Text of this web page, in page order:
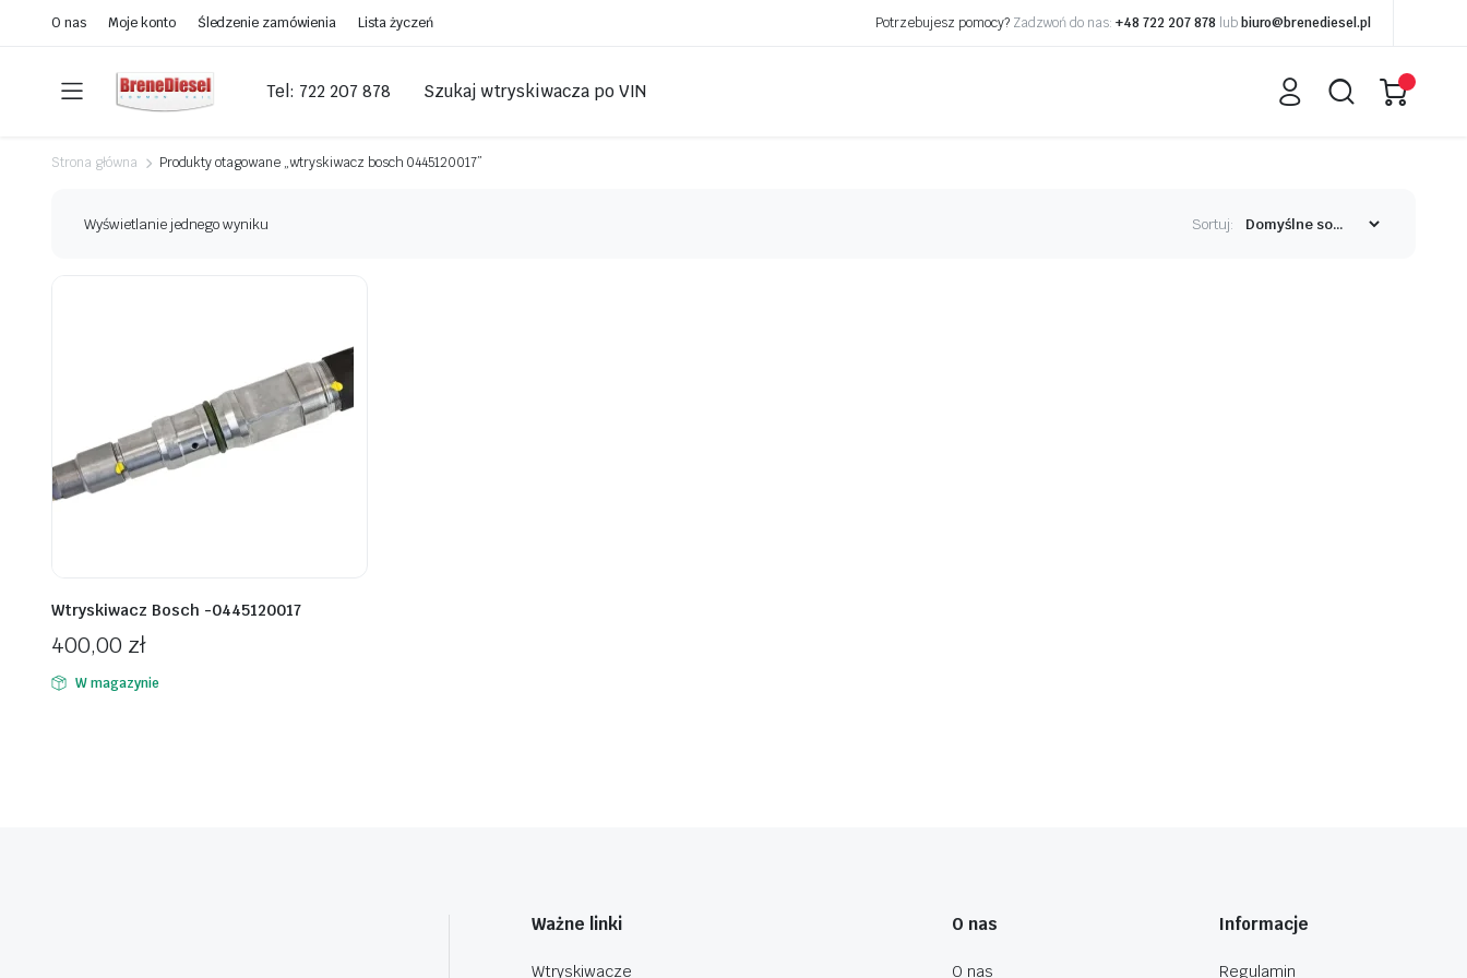
O nas Moje konto Śledzenie zamówienia Lista życzeń Potrzebujesz pomocy? Zadzwoń do nas: +48 722 207 878 lub biuro@brenediesel.pl
Tel: 722 207 878 Szukaj wtryskiwacza po VIN
Strona główna Produkty otagowane „wtryskiwacz bosch 0445120017”
Wyświetlanie jednego wyniku Sortuj:
Wtryskiwacz Bosch -0445120017
400,00 zł
W magazynie
Ważne linki
Wtryskiwacze
O nas
O nas
Informacje
Regulamin